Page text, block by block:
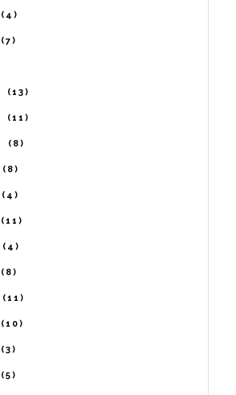
4
7
13
11
8
8
4
11
4
8
11
10
3
5